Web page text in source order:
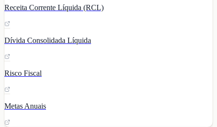
Receita Corrente Líquida (RCL)
Dívida Consolidada Líquida
Risco Fiscal
Metas Anuais